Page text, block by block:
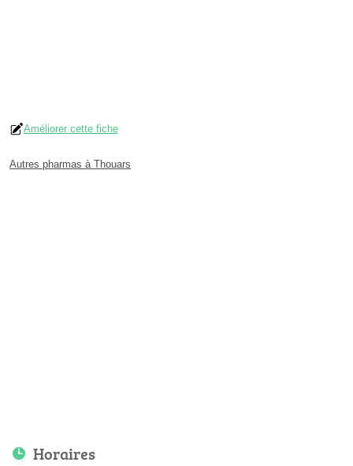
Améliorer cette fiche
Autres pharmas à Thouars
Horaires